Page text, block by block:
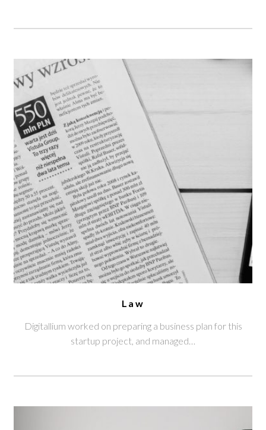
Law
Digitallium worked on preparing a business plan for this
startup project, and managed…